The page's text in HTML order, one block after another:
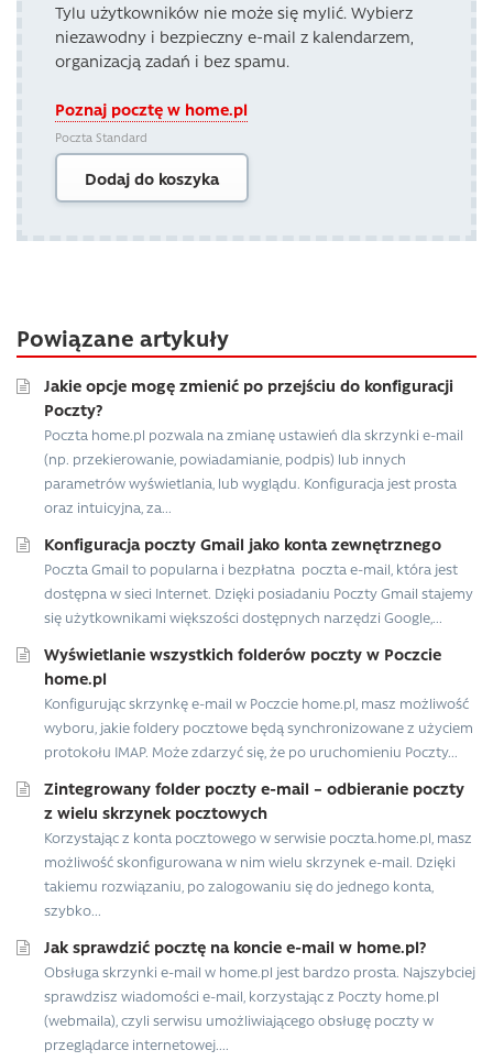
Tylu użytkowników nie może się mylić. Wybierz
niezawodny i bezpieczny e-mail z kalendarzem,
organizacją zadań i bez spamu.
Poznaj pocztę w home.pl
Poczta Standard
Dodaj do koszyka
Powiązane artykuły
Jakie opcje mogę zmienić po przejściu do konfiguracji
Poczty?
Poczta home.pl pozwala na zmianę ustawień dla skrzynki e-mail
(np. przekierowanie, powiadamianie, podpis) lub innych
parametrów wyświetlania, lub wyglądu. Konfiguracja jest prosta
oraz intuicyjna, za...
Konfiguracja poczty Gmail jako konta zewnętrznego
Poczta Gmail to popularna i bezpłatna poczta e-mail, która jest
dostępna w sieci Internet. Dzięki posiadaniu Poczty Gmail stajemy
się użytkownikami większości dostępnych narzędzi Google,...
Wyświetlanie wszystkich folderów poczty w Poczcie
home.pl
Konfigurując skrzynkę e-mail w Poczcie home.pl, masz możliwość
wyboru, jakie foldery pocztowe będą synchronizowane z użyciem
protokołu IMAP. Może zdarzyć się, że po uruchomieniu Poczty...
Zintegrowany folder poczty e-mail – odbieranie poczty
z wielu skrzynek pocztowych
Korzystając z konta pocztowego w serwisie poczta.home.pl, masz
możliwość skonfigurowana w nim wielu skrzynek e-mail. Dzięki
takiemu rozwiązaniu, po zalogowaniu się do jednego konta,
szybko...
Jak sprawdzić pocztę na koncie e-mail w home.pl?
Obsługa skrzynki e-mail w home.pl jest bardzo prosta. Najszybciej
sprawdzisz wiadomości e-mail, korzystając z Poczty home.pl
(webmaila), czyli serwisu umożliwiającego obsługę poczty w
przeglądarce internetowej....